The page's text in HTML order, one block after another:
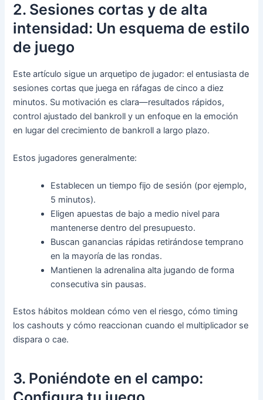
2. Sesiones cortas y de alta
intensidad: Un esquema de estilo
de juego
Este artículo sigue un arquetipo de jugador: el entusiasta de
sesiones cortas que juega en ráfagas de cinco a diez
minutos. Su motivación es clara—resultados rápidos,
control ajustado del bankroll y un enfoque en la emoción
en lugar del crecimiento de bankroll a largo plazo.
Estos jugadores generalmente:
Establecen un tiempo fijo de sesión (por ejemplo,
5 minutos).
Eligen apuestas de bajo a medio nivel para
mantenerse dentro del presupuesto.
Buscan ganancias rápidas retirándose temprano
en la mayoría de las rondas.
Mantienen la adrenalina alta jugando de forma
consecutiva sin pausas.
Estos hábitos moldean cómo ven el riesgo, cómo timing
los cashouts y cómo reaccionan cuando el multiplicador se
dispara o cae.
3. Poniéndote en el campo: